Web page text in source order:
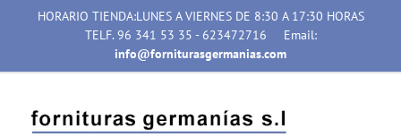
HORARIO TIENDA:LUNES A VIERNES DE 8:30 A 17:30 HORAS
TELF. 96 341 53 35 - 623472716
Email:
info@forniturasgermanias.com